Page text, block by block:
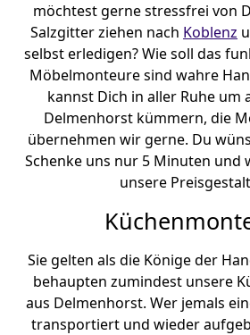
möchtest gerne stressfrei von
Salzgitter ziehen nach Koblenz
selbst erledigen? Wie soll das
Möbelmonteure sind wahre
kannst Dich in aller Ruhe um
Delmenhorst kümmern, die
übernehmen wir gerne. Du
Schenke uns nur 5 Minuten und
unsere
Sie gelten als die Könige der
behaupten zumindest unsere
aus Delmenhorst. Wer jemals
transportiert und wieder